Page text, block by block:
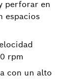
perforar en
espacios
rpm
con un alto